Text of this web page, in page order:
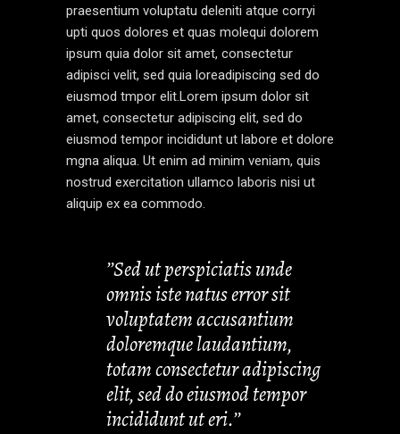
praesentium voluptatu deleniti atque corryi
upti quos dolores et quas molequi dolorem
ipsum quia dolor sit amet, consectetur
adipisci velit, sed quia loreadipiscing sed do
eiusmod tmpor elit.Lorem ipsum dolor sit
amet, consectetur adipiscing elit, sed do
eiusmod tempor incididunt ut labore et dolore
mgna aliqua. Ut enim ad minim veniam, quis
nostrud exercitation ullamco laboris nisi ut
aliquip ex ea commodo.
’’Sed ut perspiciatis unde
omnis iste natus error sit
voluptatem accusantium
doloremque laudantium,
totam consectetur adipiscing
elit, sed do eiusmod tempor
incididunt ut eri.’’